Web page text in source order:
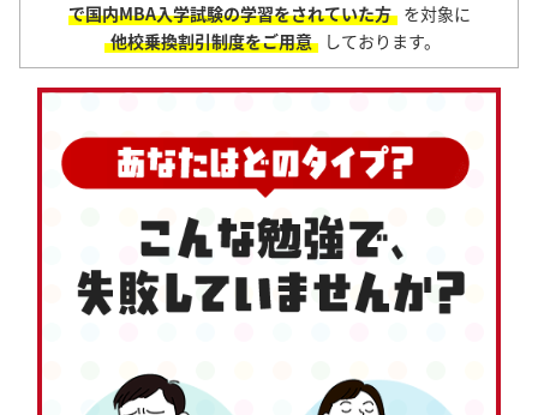
で国内MBA入学試験の学習をされていた方 を対象に
他校乗換割引制度をご用意
しております。